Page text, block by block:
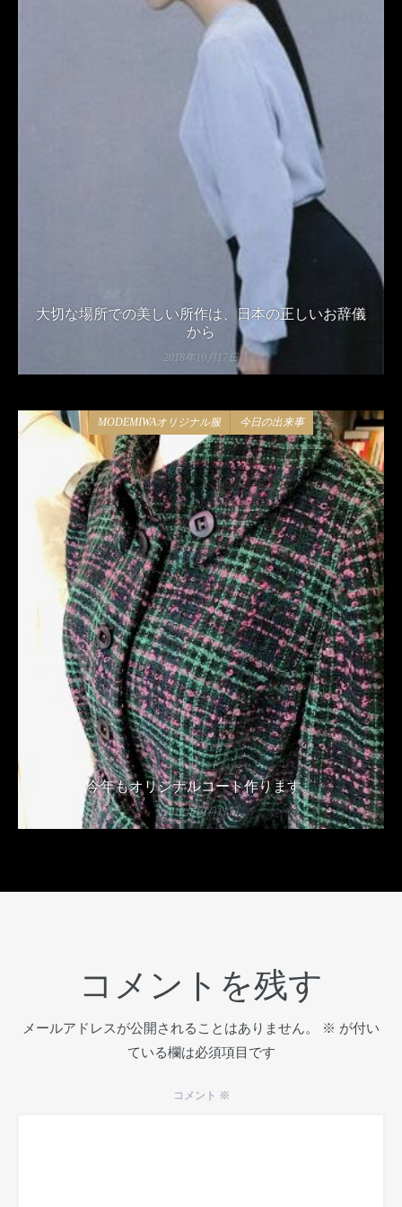
大切な場所での美しい所作は、日本の正しいお辞儀
から
2018年10月17日
MODEMIWAオリジナル服 今日の出来事
今年もオリジナルコート作ります。
2018年10月11日
コメントを残す
メールアドレスが公開されることはありません。 ※ が付い
ている欄は必須項目です
コメント ※